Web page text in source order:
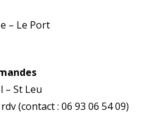
– Le Port
– St Leu
(contact : 06 93 06 54 09)